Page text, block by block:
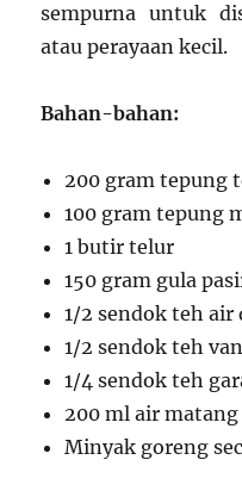
sempurna untuk
atau perayaan kecil.
Bahan-bahan:
200 gram tepung
100 gram tepung
1 butir telur
150 gram gula
1/2 sendok teh air
1/2 sendok teh
1/4 sendok teh
200 ml air matang
Minyak goreng